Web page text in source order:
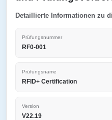
Detaillierte Informationen zu
Prüfungsnummer
RF0-001
Prüfungsname
RFID+ Certification
Version
V22.19